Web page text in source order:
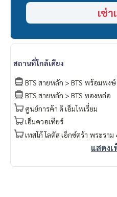
- BTS Phrom Phong 280 M
- Emporium 350 M
- Benchasiri Park 500 M
- โรงพยาบาล สมิติเวช
- โรงพยาบาล บำรุงราษฎร์
- โรงพยาบาล กล้วยน้ำไท
- โรงเรียน สายน้ำผึ้ง
- โรงเรียน สายน้ำทิพย์
- โรงเรียน เซเว่นเดย์ แอดเวนทิส
- โรงเรียน นานาชาติประถม กรุงเ
- โรงเรียน นานาชาติใหม่แห่งปร
- โรงเรียน สาธิตมหาวิทยาลัยศ
เช่า
สถานที่ใกล้เคียง
BTS สายหลัก > BTS พร้อมพงษ์
BTS สายหลัก > BTS ทองหล่อ
ศูนย์การค้า ดิ เอ็มโพเรี่ยม
เอ็มควอเทียร์
เทสโก้ โลตัส เอ็กซ์ตร้า พระราม
แสดงเ